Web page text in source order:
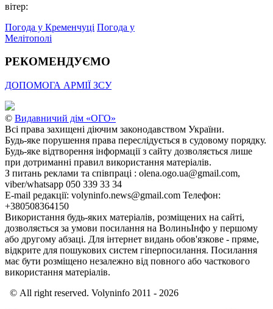
вітер:
Погода у Кременчуці Погода у
Мелітополі
РЕКОМЕНДУЄМО
ДОПОМОГА АРМІЇ ЗСУ
© Видавничий дім «ОГО»
Всі права захищені діючим законодавством України.
Будь-яке порушення права переслідується в судовому порядку.
Будь-яке відтворення інформації з сайту дозволяється лише
при дотриманні правил використання матеріалів.
З питань реклами та співпраці : olena.ogo.ua@gmail.com,
viber/whatsapp 050 339 33 34
E-mail редакції: volyninfo.news@gmail.com Телефон:
+380508364150
Використання будь-яких матеріалів, розміщених на сайті,
дозволяється за умови посилання на ВолиньІнфо у першому
або другому абзаці. Для інтернет видань обов'язкове - пряме,
відкрите для пошукових систем гіперпосилання. Посилання
має бути розміщено незалежно від повного або часткового
використання матеріалів.
© All right reserved. Volyninfo 2011 - 2026